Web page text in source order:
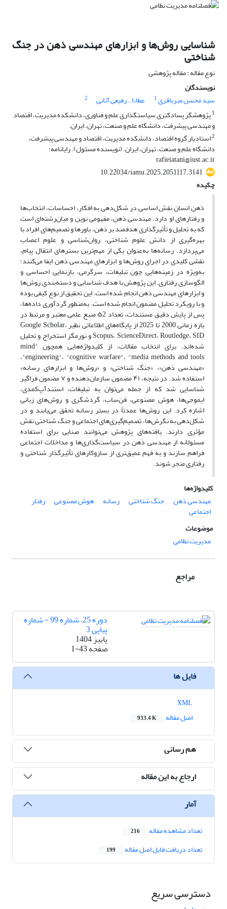
شناسایی روش‌ها و ابزارهای مهندسی ذهن در جنگ
شناختی
نوع مقاله : مقاله پژوهشی
نویسندگان
سید محسن میرباقری1 عطاءا.. رفیعی آتانی
2
1پژوهشگر پسادکتری سیاستگذاری علم و فناوری، دانشکده مدیریت، اقتصاد
و مهندسی پیشرفت، دانشگاه علم و صنعت، تهران، ایران.
2استادیار گروه اقتصاد، دانشکده مدیریت، اقتصاد و مهندسی پیشرفت،
دانشگاه علم و صنعت، تهران، ایران. (نویسنده مسئول). رایانامه:
rafieiatani@iust.ac.ir
10.22034/iamu.2025.2051117.3141
چکیده
ذهن انسان نقش اساسی در شکل‌دهی به افکار، احساسات، انتخاب‌ها
و رفتارهای او دارد. مهندسی ذهن، مفهومی نوین و میان‌رشته‌ای است
که به تحلیل و تأثیرگذاری هدفمند بر ذهن، باورها و تصمیم‌های افراد با
بهره‌گیری از دانش علوم شناختی، روان‌شناسی و علوم اعصاب
می‌پردازد. رسانه‌ها به‌عنوان یکی از مهم‌ترین بسترهای انتقال پیام،
نقشی کلیدی در اجرای روش‌ها و ابزارهای مهندسی ذهن ایفا می‌کنند؛
به‌ویژه در زمینه‌هایی چون تبلیغات، سرگرمی، بازنمایی احساسی و
الگوسازی رفتاری. این پژوهش با هدف شناسایی و دسته‌بندی روش‌ها
و ابزارهای مهندسی ذهن انجام شده است. این تحقیق از نوع کیفی بوده
و با رویکرد تحلیل مضمون انجام شده است. به‌منظور گردآوری داده‌ها،
پس از پایش دقیق مستندات، تعداد ۵2 منبع علمی معتبر و مرتبط در
بازه زمانی 2000 تا 2025 از پایگاه‌های اطلاعاتی نظیر Google Scholar،
Scopus، ScienceDirect، Routledge، SID و نورمگز استخراج و تحلیل
شده‌اند. برای انتخاب مقالات، از کلیدواژه‌هایی همچون "mind
engineering"، "cognitive warfare"، "media methods and tools"،
«مهندسی ذهن»، «جنگ شناختی» و «روش‌ها و ابزارهای رسانه»
استفاده شد. در نتیجه، ۴۱ مضمون سازمان‌دهنده و ۷ مضمون فراگیر
شناسایی شد که از جمله می‌توان به تبلیغات، استندآپ‌کمدی،
ایموجی‌ها، هوش مصنوعی، فن‌ساب، گردشگری و روش‌های زبانی
اشاره کرد. این روش‌ها عمدتاً در بستر رسانه‌ تحقق می‌یابند و در
شکل‌دهی به نگرش‌ها، تصمیم‌گیری‌های اجتماعی و جنگ شناختی نقش
مؤثری دارند. یافته‌های پژوهش می‌توانند مبنایی برای استفاده
مسئولانه از مهندسی ذهن در سیاست‌گذاری‌ها و مداخلات اجتماعی
فراهم سازند و به فهم عمیق‌تری از سازوکارهای تأثیرگذار شناختی و
رفتاری منجر شوند.
کلیدواژه‌ها
مهندسی ذهن
جنگ شناختی رسانه هوش مصنوعی رفتار
اجتماعی
موضوعات
مدیریت نظامی
مراجع
دوره 25، شماره 99 - شماره
پیاپی 3
پاییز 1404
صفحه1-43
فایل ها
اصل مقاله
933.4 K
هم رسانی
ارجاع به این مقاله
آمار
تعداد مشاهده مقاله 216
تعداد دریافت فایل اصل مقاله 199
دسترسی سریع